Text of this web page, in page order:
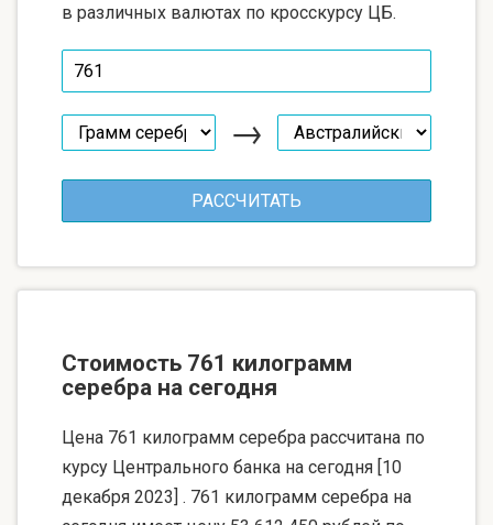
в различных валютах по кросскурсу ЦБ.
→
Стоимость 761 килограмм
серебра на сегодня
Цена 761 килограмм серебра рассчитана по
курсу Центрального банка на сегодня [10
декабря 2023] . 761 килограмм серебра на